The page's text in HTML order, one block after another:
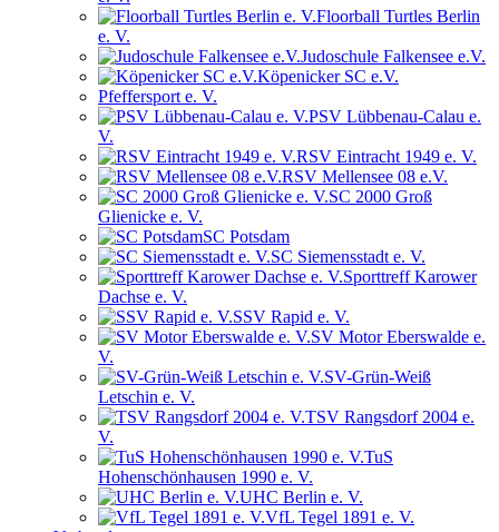
Floorball Turtles Berlin
e. V.
Judoschule Falkensee e.V.
Köpenicker SC e.V.
Pfeffersport e. V.
PSV Lübbenau-Calau e.
V.
RSV Eintracht 1949 e. V.
RSV Mellensee 08 e.V.
SC 2000 Groß
Glienicke e. V.
SC Potsdam
SC Siemensstadt e. V.
Sporttreff Karower
Dachse e. V.
SSV Rapid e. V.
SV Motor Eberswalde e.
V.
SV-Grün-Weiß
Letschin e. V.
TSV Rangsdorf 2004 e.
V.
TuS
Hohenschönhausen 1990 e. V.
UHC Berlin e. V.
VfL Tegel 1891 e. V.